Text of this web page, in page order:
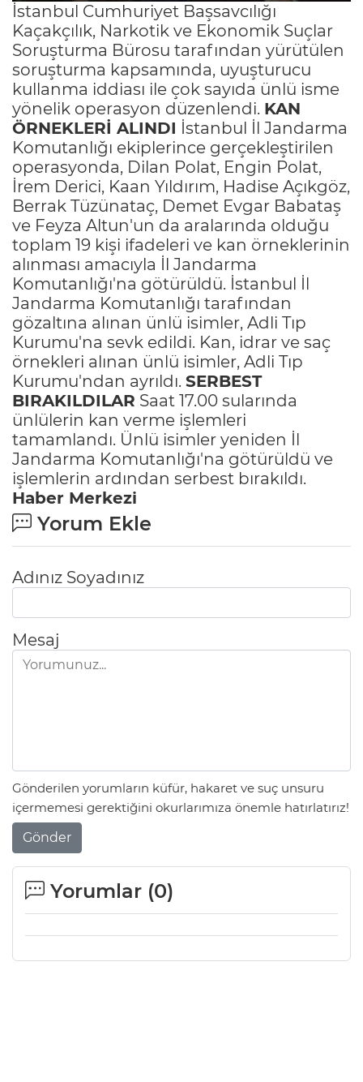
İstanbul Cumhuriyet Başsavcılığı
Kaçakçılık, Narkotik ve Ekonomik Suçlar
Soruşturma Bürosu tarafından yürütülen
soruşturma kapsamında, uyuşturucu
kullanma iddiası ile çok sayıda ünlü isme
yönelik operasyon düzenlendi. KAN
ÖRNEKLERİ ALINDI İstanbul İl Jandarma
Komutanlığı ekiplerince gerçekleştirilen
operasyonda, Dilan Polat, Engin Polat,
İrem Derici, Kaan Yıldırım, Hadise Açıkgöz,
Berrak Tüzünataç, Demet Evgar Babataş
ve Feyza Altun'un da aralarında olduğu
toplam 19 kişi ifadeleri ve kan örneklerinin
alınması amacıyla İl Jandarma
Komutanlığı'na götürüldü. İstanbul İl
Jandarma Komutanlığı tarafından
gözaltına alınan ünlü isimler, Adli Tıp
Kurumu'na sevk edildi. Kan, idrar ve saç
örnekleri alınan ünlü isimler, Adli Tıp
Kurumu'ndan ayrıldı. SERBEST
BIRAKILDILAR Saat 17.00 sularında
ünlülerin kan verme işlemleri
tamamlandı. Ünlü isimler yeniden İl
Jandarma Komutanlığı'na götürüldü ve
işlemlerin ardından serbest bırakıldı.
Haber Merkezi
Yorum Ekle
Adınız Soyadınız
Mesaj
Gönderilen yorumların küfür, hakaret ve suç unsuru
içermemesi gerektiğini okurlarımıza önemle hatırlatırız!
Gönder
Yorumlar (0)